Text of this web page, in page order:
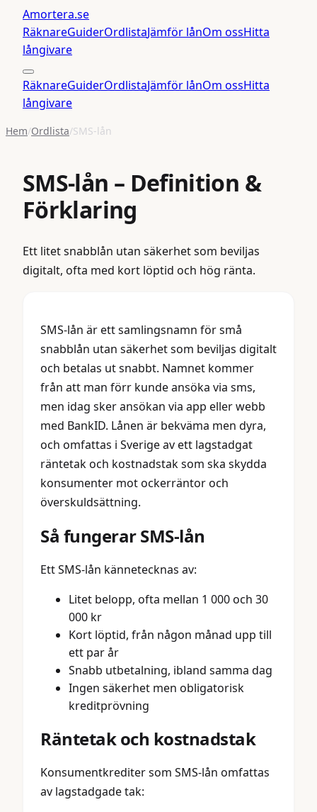
Amortera.se
RäknareGuiderOrdlistaJämför lånOm ossHitta
långivare
RäknareGuiderOrdlistaJämför lånOm ossHitta
långivare
Hem/Ordlista/SMS-lån
SMS-lån – Definition &
Förklaring
Ett litet snabblån utan säkerhet som beviljas
digitalt, ofta med kort löptid och hög ränta.
SMS-lån är ett samlingsnamn för små
snabblån utan säkerhet som beviljas digitalt
och betalas ut snabbt. Namnet kommer
från att man förr kunde ansöka via sms,
men idag sker ansökan via app eller webb
med BankID. Lånen är bekväma men dyra,
och omfattas i Sverige av ett lagstadgat
räntetak och kostnadstak som ska skydda
konsumenter mot ockerräntor och
överskuldsättning.
Så fungerar SMS-lån
Ett SMS-lån kännetecknas av:
Litet belopp, ofta mellan 1 000 och 30
000 kr
Kort löptid, från någon månad upp till
ett par år
Snabb utbetalning, ibland samma dag
Ingen säkerhet men obligatorisk
kreditprövning
Räntetak och kostnadstak
Konsumentkrediter som SMS-lån omfattas
av lagstadgade tak: